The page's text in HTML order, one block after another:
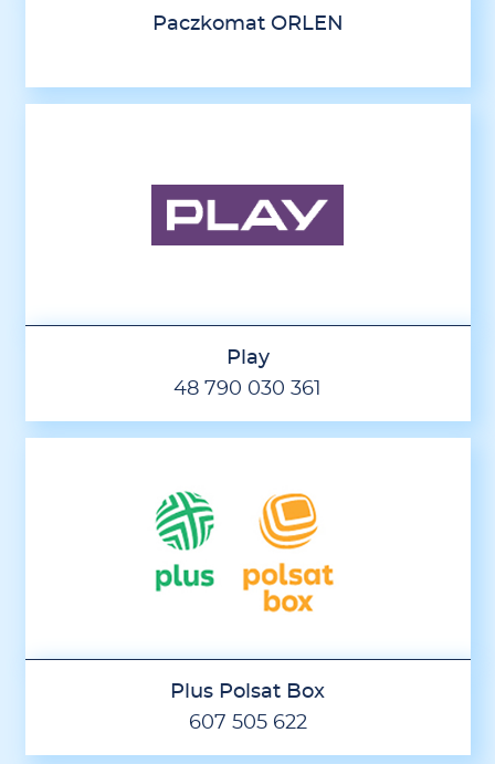
Paczkomat ORLEN
Play
48 790 030 361
Plus Polsat Box
607 505 622